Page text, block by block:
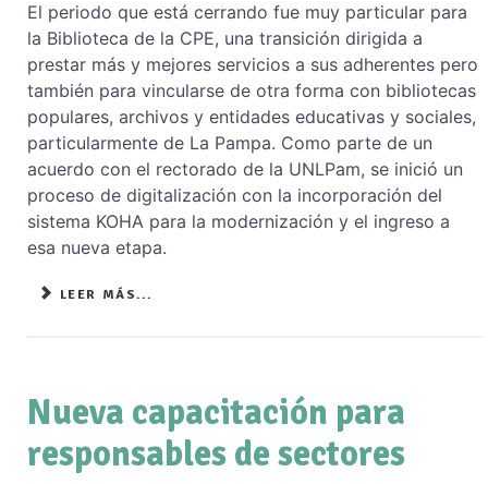
El periodo que está cerrando fue muy particular para
la Biblioteca de la CPE, una transición dirigida a
prestar más y mejores servicios a sus adherentes pero
también para vincularse de otra forma con bibliotecas
populares, archivos y entidades educativas y sociales,
particularmente de La Pampa. Como parte de un
acuerdo con el rectorado de la UNLPam, se inició un
proceso de digitalización con la incorporación del
sistema KOHA para la modernización y el ingreso a
esa nueva etapa.
LEER MÁS...
Nueva capacitación para
responsables de sectores